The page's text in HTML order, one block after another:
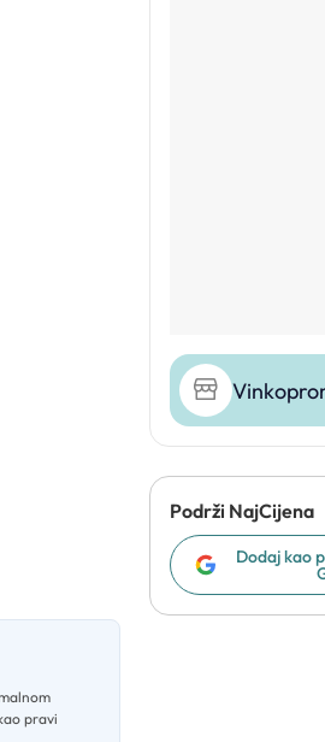
pravi
Podrži NajCijena
Dodaj kao